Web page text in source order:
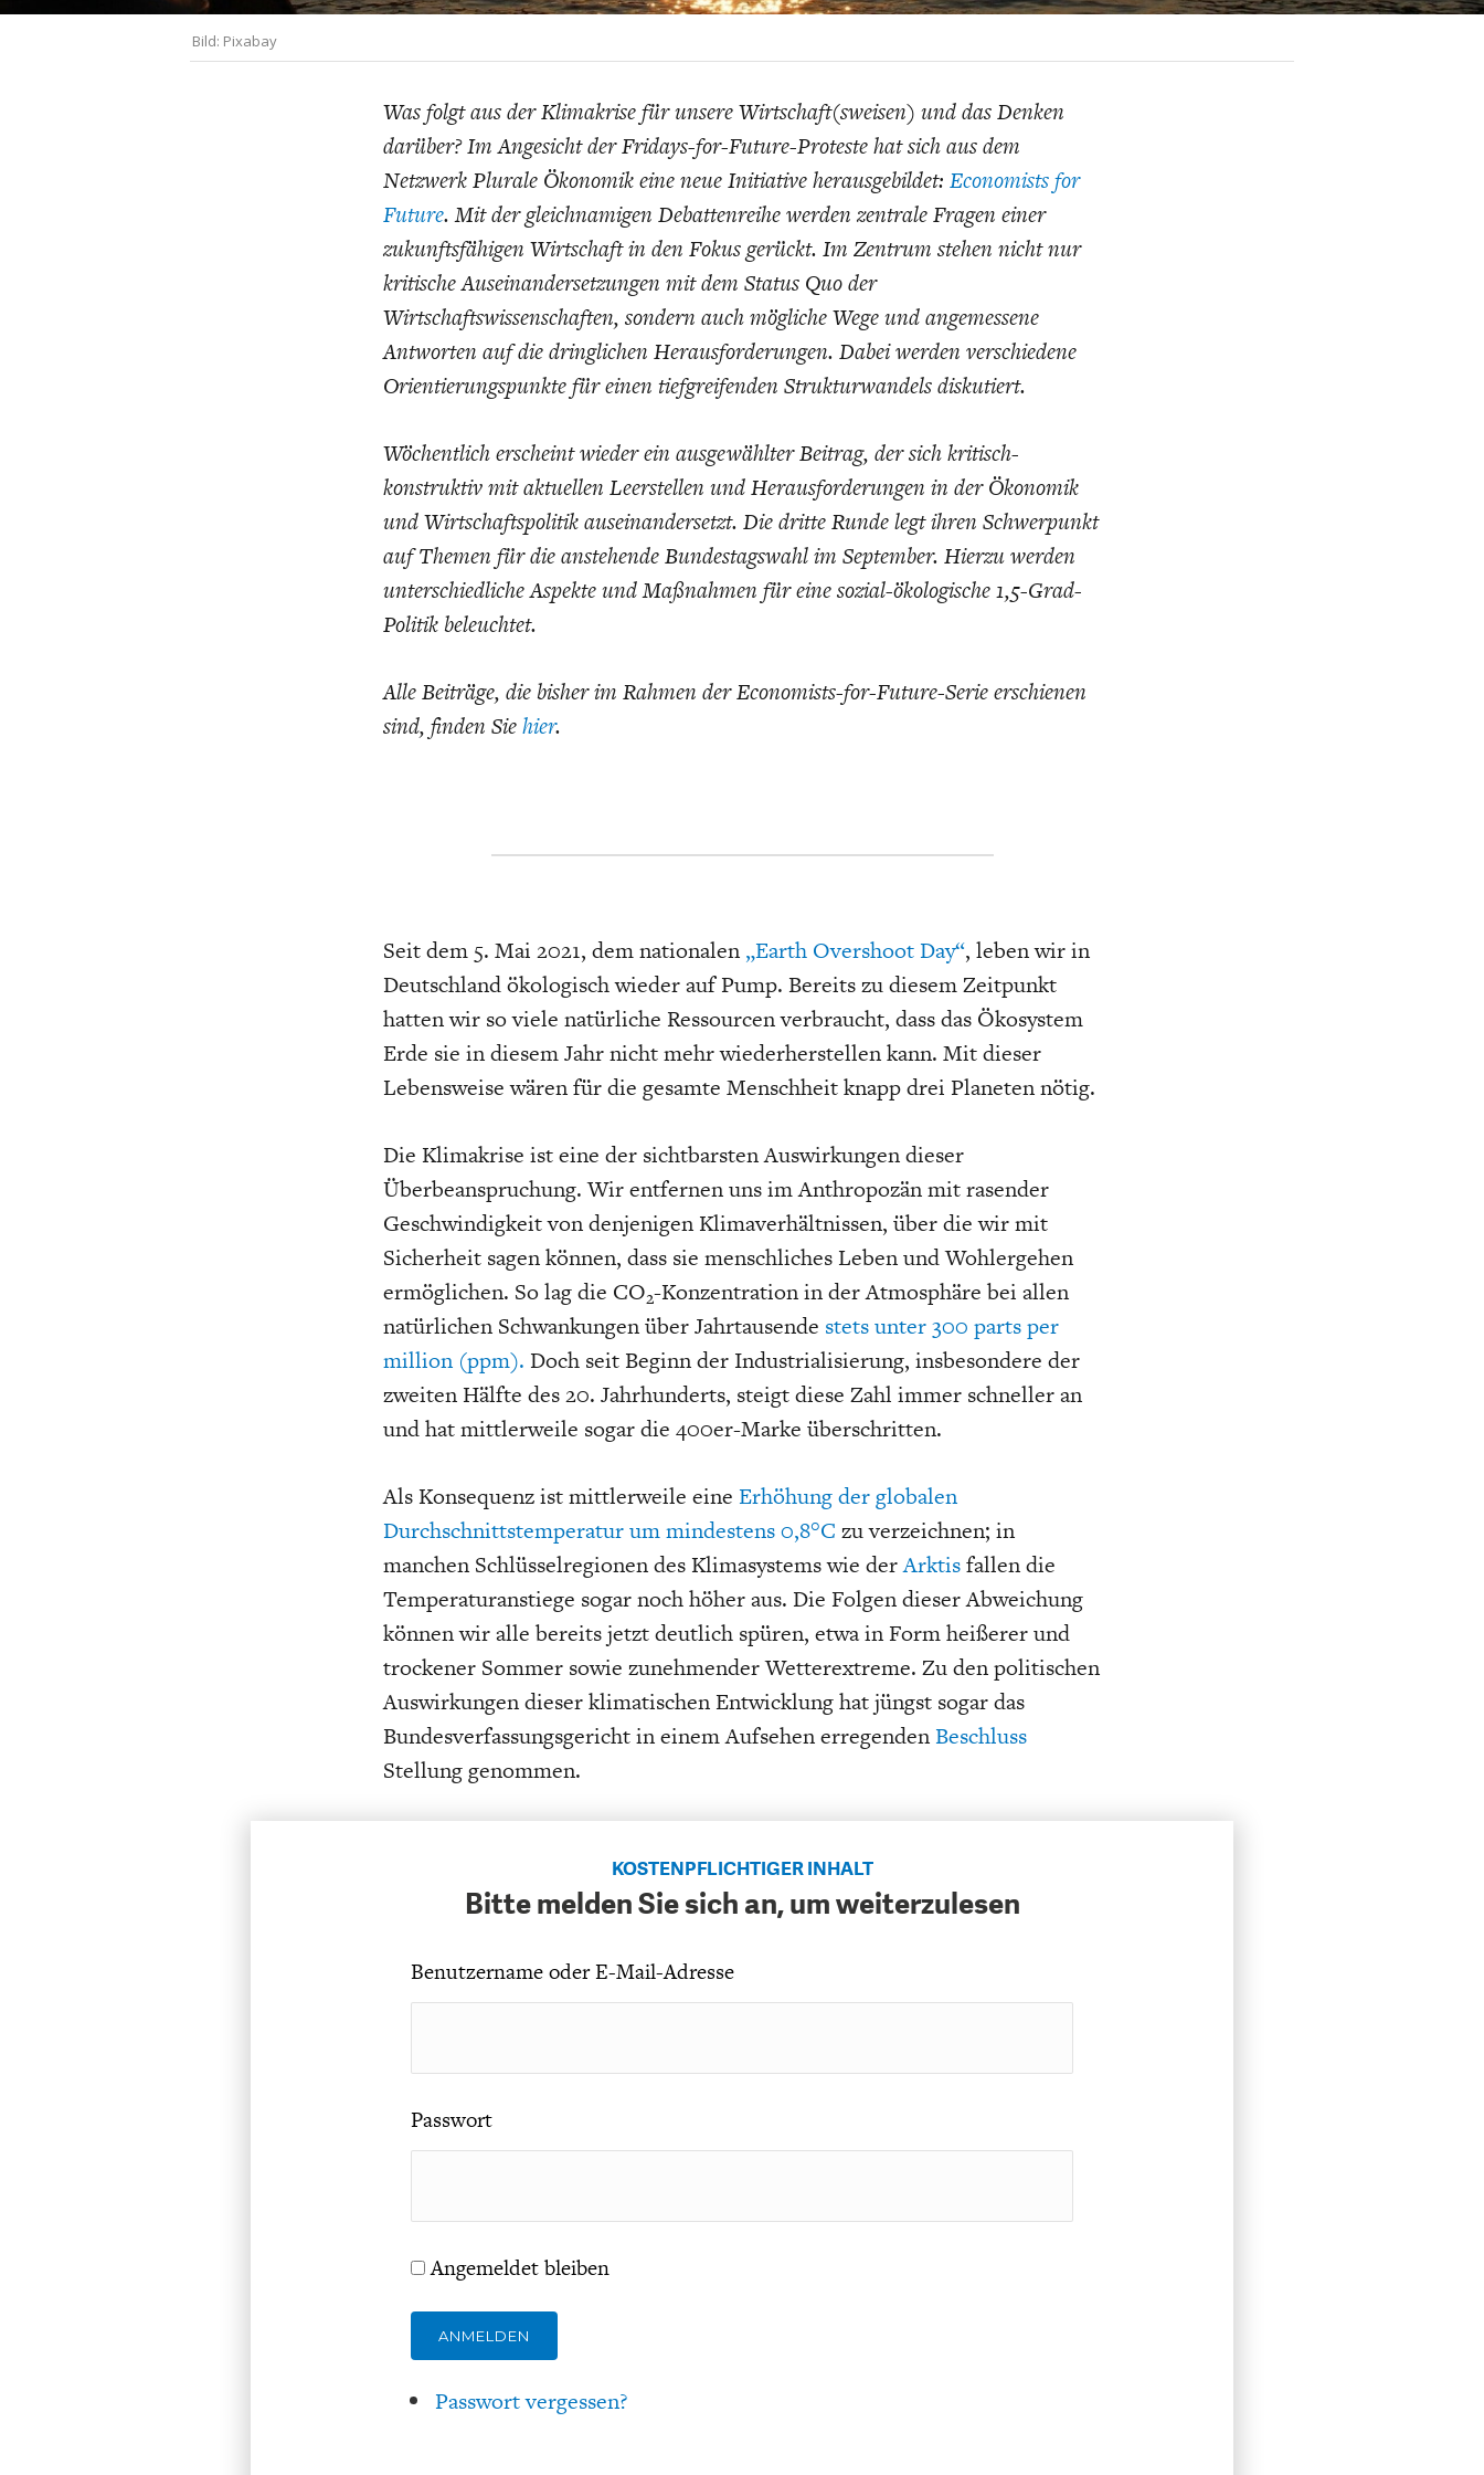
DIE POSITIONEN DER
BGE-INFOGRAFIK
UNGLEICHHEIT USA WELTWIRTSCHAFT
Bild: Pixabay
Was folgt aus der Klimakrise für unsere Wirtschaft(sweisen) und das Denken
darüber?Im Angesicht der Fridays-for-Future-Proteste hat sich aus dem
Netzwerk Plurale Ökonomik eine neue Initiative herausgebildet: Economists for
Future.Mit der gleichnamigen Debattenreihe werden zentrale Fragen einer
zukunftsfähigen Wirtschaft in den Fokus gerückt. Im Zentrum stehen nicht nur
kritische Auseinandersetzungen mit dem Status Quo der
Wirtschaftswissenschaften, sondern auch mögliche Wege und angemessene
Antworten auf die dringlichen Herausforderungen. Dabei werden verschiedene
Orientierungspunkte für einen tiefgreifenden Strukturwandels diskutiert.
Wöchentlich erscheint wieder ein ausgewählter Beitrag, der sich kritisch-
konstruktiv mit aktuellen Leerstellen und Herausforderungen in der Ökonomik
und Wirtschaftspolitik auseinandersetzt. Die dritte Runde legt ihren Schwerpunkt
auf Themen für die anstehende Bundestagswahl im September. Hierzu werden
unterschiedliche Aspekte und Maßnahmen für eine sozial-ökologische 1,5-Grad-
Politik beleuchtet.
Alle Beiträge, die bisher im Rahmen der Economists-for-Future-Serie erschienen
sind, finden Siehier.
Seit dem 5. Mai 2021, dem nationalen „Earth Overshoot Day“, leben wir in
Deutschland ökologisch wieder auf Pump. Bereits zu diesem Zeitpunkt
hatten wir so viele natürliche Ressourcen verbraucht, dass das Ökosystem
Erde sie in diesem Jahr nicht mehr wiederherstellen kann. Mit dieser
Lebensweise wären für die gesamte Menschheit knapp drei Planeten nötig.
Die Klimakrise ist eine der sichtbarsten Auswirkungen dieser
Überbeanspruchung. Wir entfernen uns im Anthropozän mit rasender
Geschwindigkeit von denjenigen Klimaverhältnissen, über die wir mit
Sicherheit sagen können, dass sie menschliches Leben und Wohlergehen
ermöglichen. So lag die CO2-Konzentration in der Atmosphäre bei allen
natürlichen Schwankungen über Jahrtausende stets unter 300 parts per
million (ppm). Doch seit Beginn der Industrialisierung, insbesondere der
zweiten Hälfte des 20. Jahrhunderts, steigt diese Zahl immer schneller an
und hat mittlerweile sogar die 400er-Marke überschritten.
Als Konsequenz ist mittlerweile eine Erhöhung der globalen
Durchschnittstemperatur um mindestens 0,8°C zu verzeichnen; in
manchen Schlüsselregionen des Klimasystems wie derArktisfallen die
Temperaturanstiege sogar noch höher aus. Die Folgen dieser Abweichung
können wir alle bereits jetzt deutlich spüren, etwa in Form heißerer und
trockener Sommer sowie zunehmender Wetterextreme. Zu den politischen
Auswirkungen dieser klimatischen Entwicklung hat jüngst sogar das
Bundesverfassungsgericht in einem Aufsehen erregendenBeschluss
Stellung genommen.
KOSTENPFLICHTIGER INHALT
Bitte melden Sie sich an, um weiterzulesen
Benutzername oder E-Mail-Adresse
Passwort
Angemeldet bleiben
ANMELDEN
Passwort vergessen?